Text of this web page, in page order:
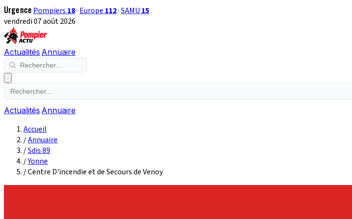
Urgence Pompiers 18· Europe 112·SAMU 15
vendredi 07 août 2026
Actualités Annuaire
Actualités Annuaire
Accueil
/Annuaire
/Sdis 89
/Yonne
/Centre D'incendie et de Secours de Venoy